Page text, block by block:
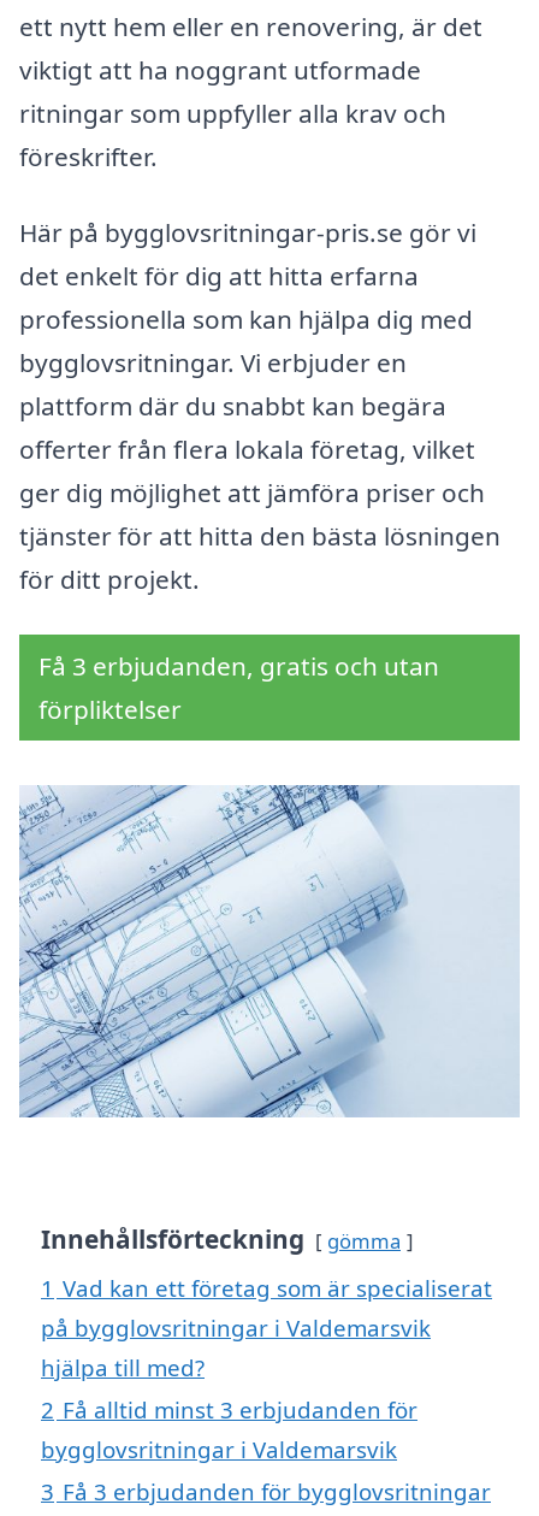
ett nytt hem eller en renovering, är det
viktigt att ha noggrant utformade
ritningar som uppfyller alla krav och
föreskrifter.
Här på bygglovsritningar-pris.se gör vi
det enkelt för dig att hitta erfarna
professionella som kan hjälpa dig med
bygglovsritningar. Vi erbjuder en
plattform där du snabbt kan begära
offerter från flera lokala företag, vilket
ger dig möjlighet att jämföra priser och
tjänster för att hitta den bästa lösningen
för ditt projekt.
Få 3 erbjudanden, gratis och utan
förpliktelser
Innehållsförteckning gömma
1 Vad kan ett företag som är specialiserat
på bygglovsritningar i Valdemarsvik
hjälpa till med?
2 Få alltid minst 3 erbjudanden för
bygglovsritningar i Valdemarsvik
3 Få 3 erbjudanden för bygglovsritningar